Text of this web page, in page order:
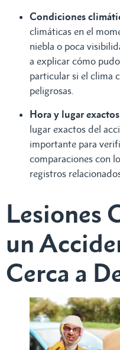
Condiciones
climáticas en el
niebla o poca
a explicar cómo
particular si el clima
peligrosas.
Hora y lugar
lugar exactos del
importante para
comparaciones con
registros
Lesiones
un
Cerca a